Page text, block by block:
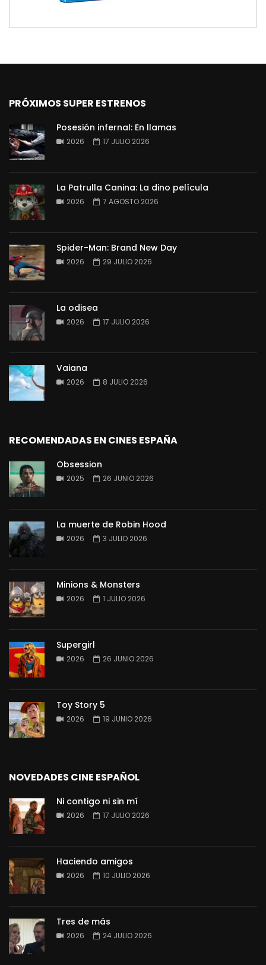
PRÓXIMOS SUPER ESTRENOS
Posesión infernal: En llamas
2026 17 JULIO 2026
La Patrulla Canina: La dino película
2026 7 AGOSTO 2026
Spider-Man: Brand New Day
2026 29 JULIO 2026
La odisea
2026 17 JULIO 2026
Vaiana
2026 8 JULIO 2026
RECOMENDADAS EN CINES ESPAÑA
Obsession
2025 26 JUNIO 2026
La muerte de Robin Hood
2026 3 JULIO 2026
Minions & Monsters
2026 1 JULIO 2026
Supergirl
2026 26 JUNIO 2026
Toy Story 5
2026 19 JUNIO 2026
NOVEDADES CINE ESPAÑOL
Ni contigo ni sin mí
2026 17 JULIO 2026
Haciendo amigos
2026 10 JULIO 2026
Tres de más
2026 24 JULIO 2026